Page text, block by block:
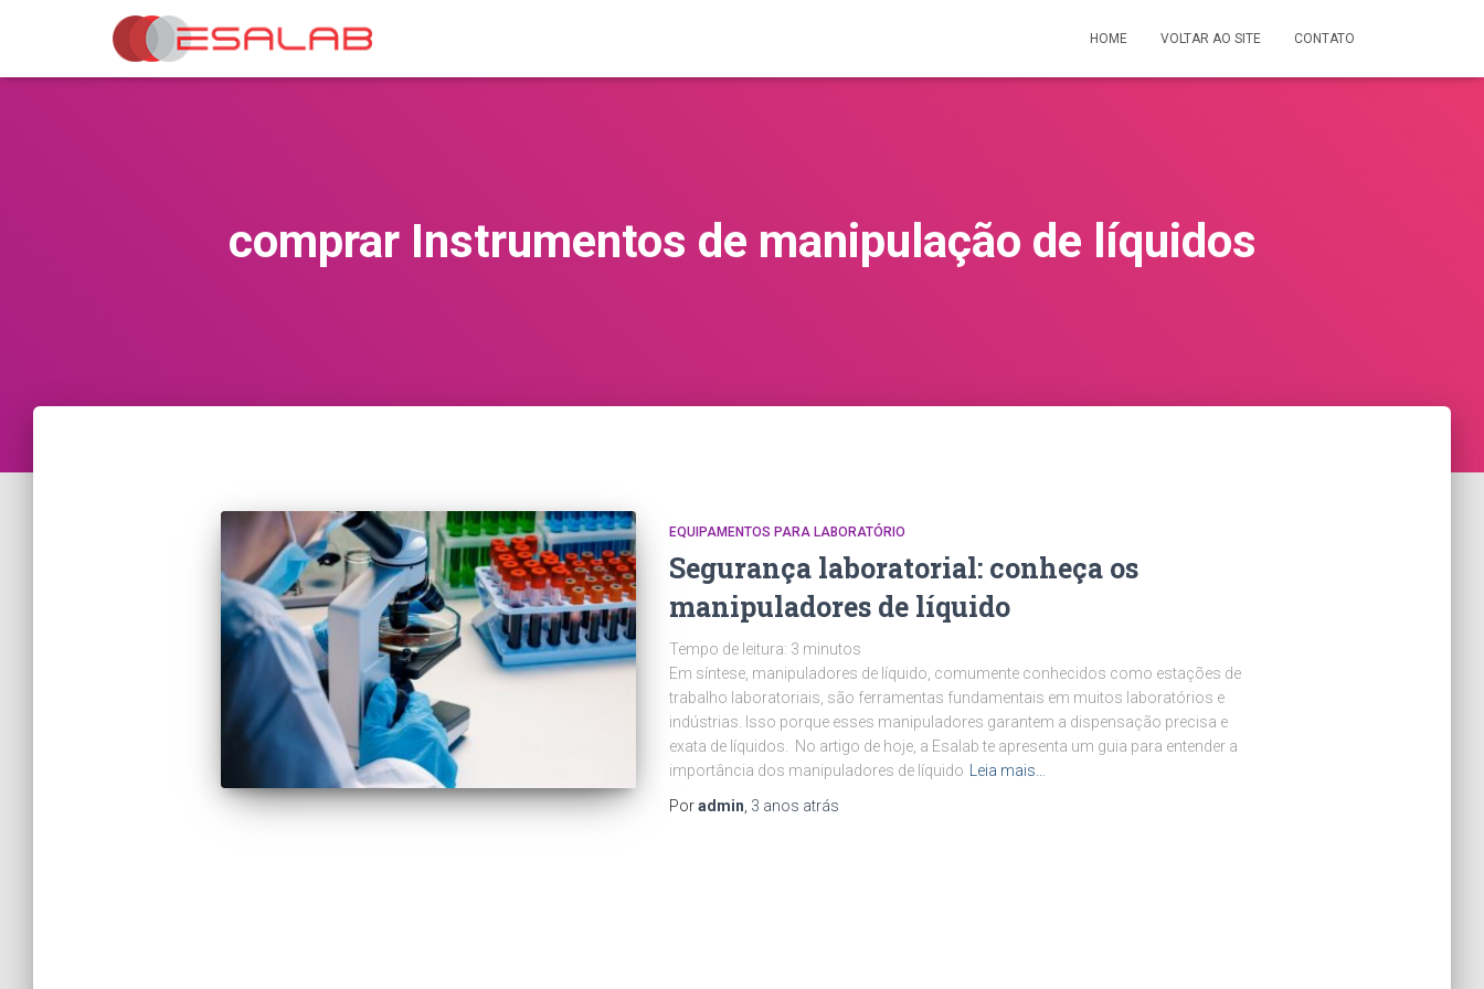
HOME VOLTAR AO SITE CONTATO
comprar Instrumentos de manipulação de líquidos
EQUIPAMENTOS PARA LABORATÓRIO
Segurança laboratorial: conheça os
manipuladores de líquido
Tempo de leitura: 3 minutos
Em síntese, manipuladores de líquido, comumente conhecidos como estações de
trabalho laboratoriais, são ferramentas fundamentais em muitos laboratórios e
indústrias. Isso porque esses manipuladores garantem a dispensação precisa e
exata de líquidos. No artigo de hoje, a Esalab te apresenta um guia para entender a
importância dos manipuladores de líquido
Leia mais…
Poradmin 3 anos atrás